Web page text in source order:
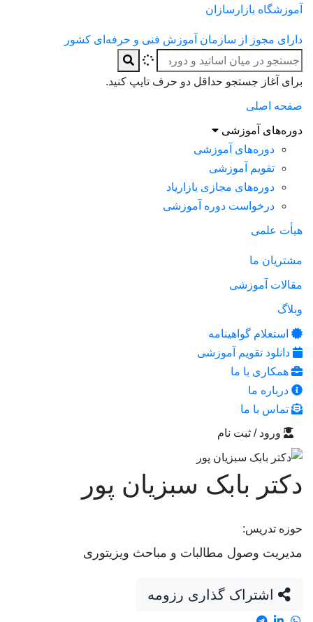
آموزشگاه بازارسازان
دارای مجوز از سازمان آموزش فنی و حرفه‌ای کشور
برای آغاز جستجو حداقل دو حرف تایپ کنید.
صفحه اصلی
دوره‌های آموزشی
دوره‌های آموزشی
تقویم آموزشی
دوره‌های مجازی بازاریاد
درخواست دوره آموزشی
هیأت علمی
مشتریان ما
مقالات آموزشی
وبلاگ
استعلام گواهینامه
دانلود تقویم آموزشی
همکاری با ما
درباره ما
تماس با ما
ورود / ثبت نام
دکتر بابک سبزیان پور
حوزه تدریس:
مدیریت وصول مطالبات و مباحث ویزیتوری